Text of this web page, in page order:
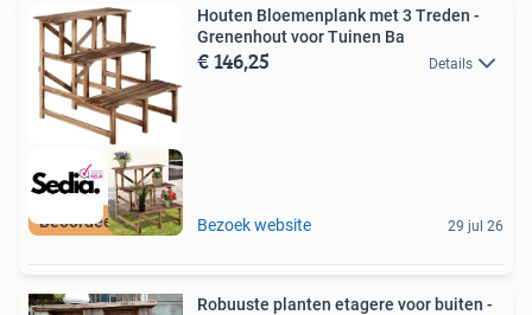
Beoordeeld met 9+
Houten Bloemenplank met 3 Treden -
Grenenhout voor Tuinen Ba
€ 146,25 Details
Bezoek website 29 jul 26
Robuuste planten etagere voor buiten -